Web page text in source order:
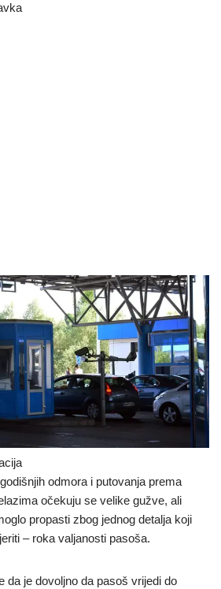
odmora i putovanja prema
očekuju se velike gužve, ali
propasti zbog jednog detalja koji
– roka valjanosti pasoša.
da je dovoljno da pasoš vrijedi do